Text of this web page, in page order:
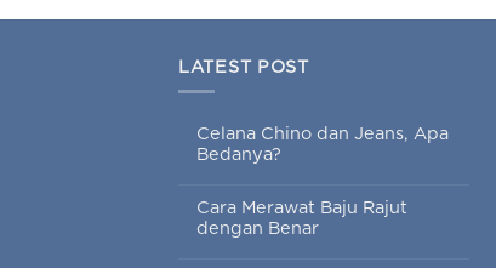
LATEST POST
Celana Chino dan Jeans, Apa
Bedanya?
Cara Merawat Baju Rajut
dengan Benar